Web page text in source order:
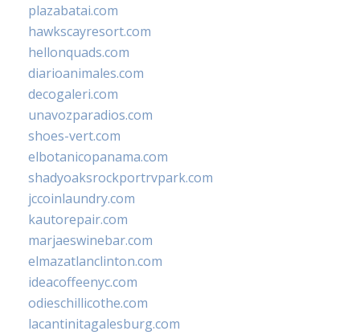
plazabatai.com
hawkscayresort.com
hellonquads.com
diarioanimales.com
decogaleri.com
unavozparadios.com
shoes-vert.com
elbotanicopanama.com
shadyoaksrockportrvpark.com
jccoinlaundry.com
kautorepair.com
marjaeswinebar.com
elmazatlanclinton.com
ideacoffeenyc.com
odieschillicothe.com
lacantinitagalesburg.com